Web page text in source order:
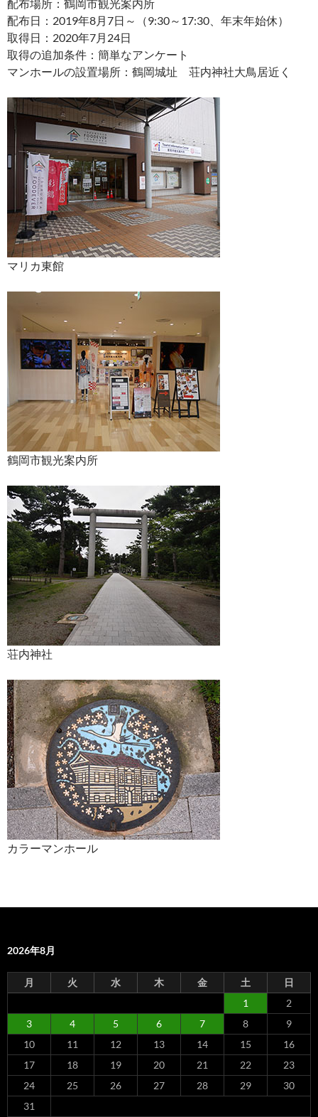
配布場所：鶴岡市観光案内所
配布日：2019年8月7日～（9:30～17:30、年末年始休）
取得日：2020年7月24日
取得の追加条件：簡単なアンケート
マンホールの設置場所：鶴岡城址 荘内神社大鳥居近く
マリカ東館
鶴岡市観光案内所
荘内神社
カラーマンホール
2026年8月
月 火 水 木 金 土
日
1
2
3
4 5 6 7 8
9
10
11 12 13 14 15
16
17
18 19 20 21 22
23
24
25 26 27 28 29
30
31